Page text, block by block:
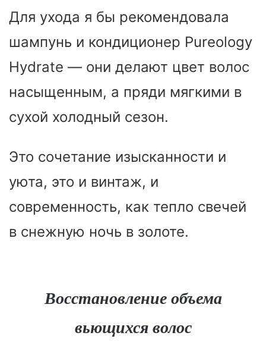
Для ухода я бы рекомендовала
шампунь и кондиционер Pureology
Hydrate — они делают цвет волос
насыщенным, а пряди мягкими в
сухой холодный сезон.
Это сочетание изысканности и
уюта, это и винтаж, и
современность, как тепло свечей
в снежную ночь в золоте.
Восстановление объема
вьющихся волос